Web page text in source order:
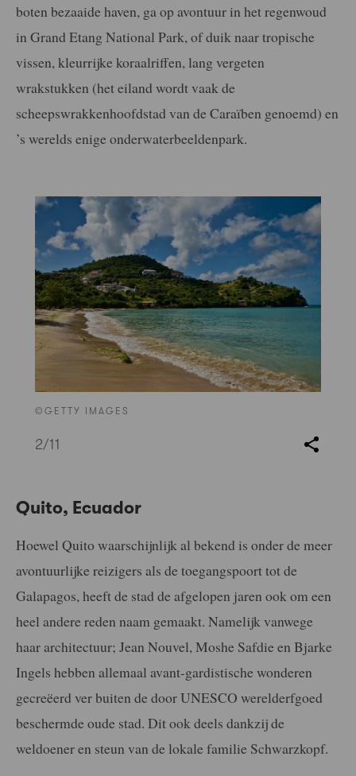
boten bezaaide haven, ga op avontuur in het regenwoud
in Grand Etang National Park, of duik naar tropische
vissen, kleurrijke koraalriffen, lang vergeten
wrakstukken (het eiland wordt vaak de
scheepswrakkenhoofdstad van de Caraïben genoemd) en
’s werelds enige onderwaterbeeldenpark.
©GETTY IMAGES
2/11
Quito, Ecuador
Hoewel Quito waarschijnlijk al bekend is onder de meer
avontuurlijke reizigers als de toegangspoort tot de
Galapagos, heeft de stad de afgelopen jaren ook om een
heel andere reden naam gemaakt. Namelijk vanwege
haar architectuur; Jean Nouvel, Moshe Safdie en Bjarke
Ingels hebben allemaal avant-gardistische wonderen
gecreëerd ver buiten de door UNESCO werelderfgoed
beschermde oude stad. Dit ook deels dankzij de
weldoener en steun van de lokale familie Schwarzkopf.